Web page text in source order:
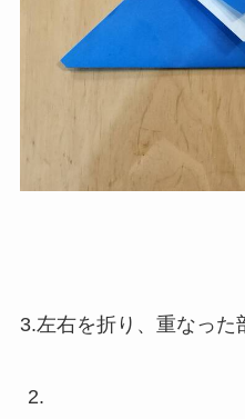
3.左右を折り、重なった